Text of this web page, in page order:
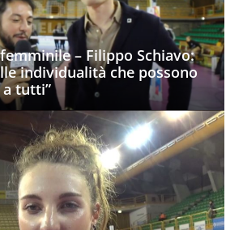
– Filippo Schiavo:
individualità che possono
tutti”